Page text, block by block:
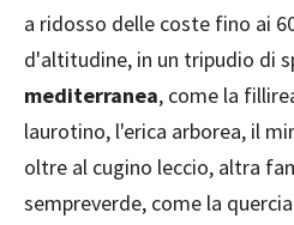
a ridosso delle coste fino ai
d'altitudine, in un tripudio di
mediterranea, come la
laurotino, l'erica arborea, il
oltre al cugino leccio, altra
sempreverde, come la